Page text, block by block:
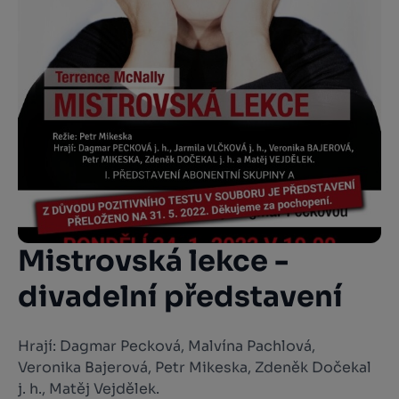
Mistrovská lekce -
divadelní představení
Hrají: Dagmar Pecková, Malvína Pachlová,
Veronika Bajerová, Petr Mikeska, Zdeněk Dočekal
j. h., Matěj Vejdělek.